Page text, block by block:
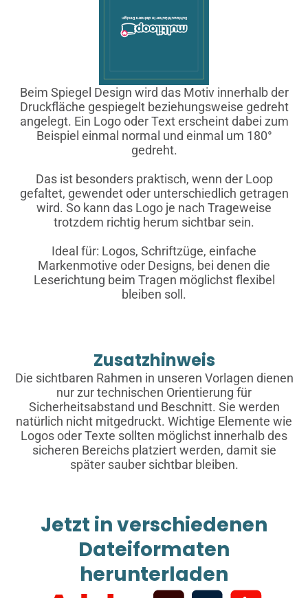
Beim Spiegel Design wird das Motiv innerhalb der
Druckfläche gespiegelt beziehungsweise gedreht
angelegt. Ein Logo oder Text erscheint dabei zum
Beispiel einmal normal und einmal um 180°
gedreht.
Das ist besonders praktisch, wenn der Loop
gefaltet, gewendet oder unterschiedlich getragen
wird. So kann das Logo je nach Trageweise
trotzdem richtig herum sichtbar sein.
Ideal für: Logos, Schriftzüge, einfache
Markenmotive oder Designs, bei denen die
Leserichtung beim Tragen möglichst flexibel
bleiben soll.
Zusatzhinweis
Die sichtbaren Rahmen in unseren Vorlagen dienen
nur zur technischen Orientierung für
Sicherheitsabstand und Beschnitt. Sie werden
natürlich nicht mitgedruckt. Wichtige Elemente wie
Logos oder Texte sollten möglichst innerhalb des
sicheren Bereichs platziert werden, damit sie
später sauber sichtbar bleiben.
Jetzt in verschiedenen
Dateiformaten
herunterladen